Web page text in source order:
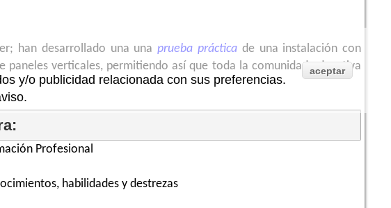
han desarrollado una unaprueba práctica de una instalación con
verticales, permitiendo así que toda la comunidad educativa
Profesional
habilidades y destrezas
y/o publicidad relacionada con sus preferencias.
aceptar